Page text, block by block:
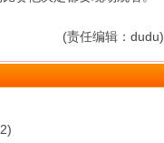
(责任编辑：dudu)